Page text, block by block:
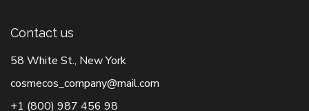
Contact us
58 White St., New York
cosmecos_company@mail.com
+1 (800) 987 456 98